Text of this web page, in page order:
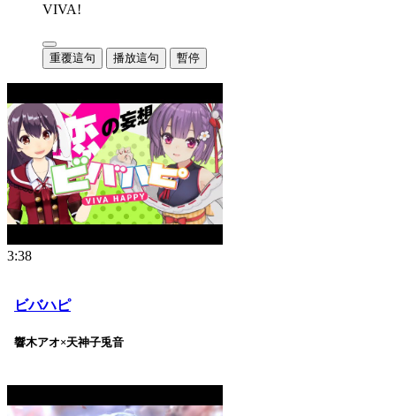
VIVA!
重覆這句 播放這句 暫停
3:38
ビバハピ
響木アオ×天神子兎音